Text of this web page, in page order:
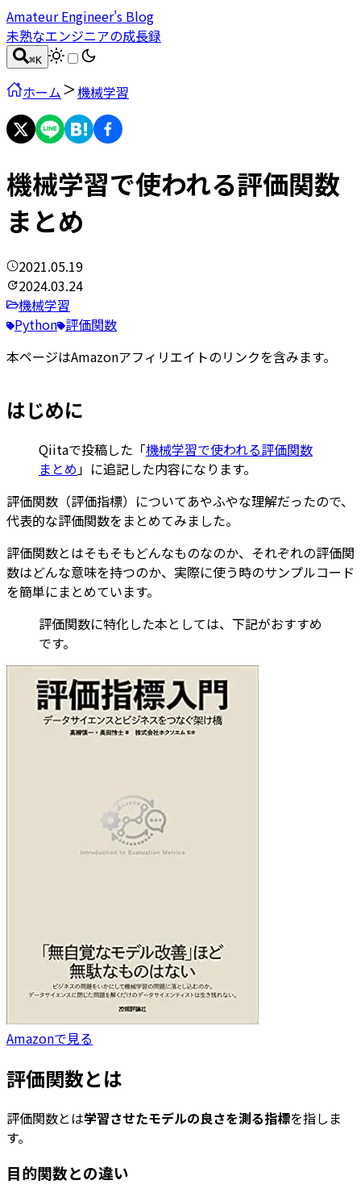
Amateur Engineer's Blog
未熟なエンジニアの成長録
⌘K
ホーム 機械学習
機械学習で使われる評価関数
まとめ
2021.05.19
2024.03.24
機械学習
Python 評価関数
本ページはAmazonアフィリエイトのリンクを含みます。
はじめに
Qiitaで投稿した「機械学習で使われる評価関数
まとめ 」に追記した内容になります。
評価関数（評価指標）についてあやふやな理解だったので、
代表的な評価関数をまとめてみました。
評価関数とはそもそもどんなものなのか、それぞれの評価関
数はどんな意味を持つのか、実際に使う時のサンプルコード
を簡単にまとめています。
評価関数に特化した本としては、下記がおすすめ
です。
Amazonで見る
評価関数とは
評価関数とは学習させたモデルの良さを測る指標を指しま
す。
目的関数との違い